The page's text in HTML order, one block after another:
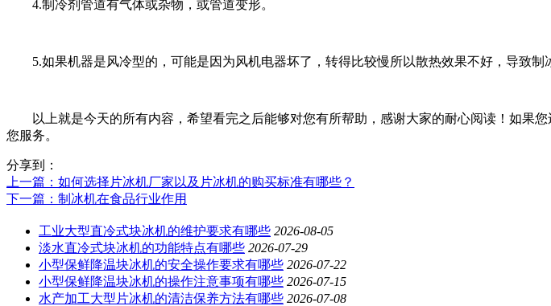
4.制冷剂管道有气体或杂物，或管道变形。
5.如果机器是风冷型的，可能是因为风机电器坏了，转得比较慢所以散热效果不好，导致制
以上就是今天的所有内容，希望看完之后能够对您有所帮助，感谢大家的耐心阅读！如果
您服务。
分享到：
上一篇 ：如何选择片冰机厂家以及片冰机的购买标准有哪些？
下一篇 ：制冰机在食品行业作用
工业大型直冷式块冰机的维护要求有哪些 2026-08-05
淡水直冷式块冰机的功能特点有哪些 2026-07-29
小型保鲜降温块冰机的安全操作要求有哪些 2026-07-22
小型保鲜降温块冰机的操作注意事项有哪些 2026-07-15
水产加工大型片冰机的清洁保养方法有哪些 2026-07-08